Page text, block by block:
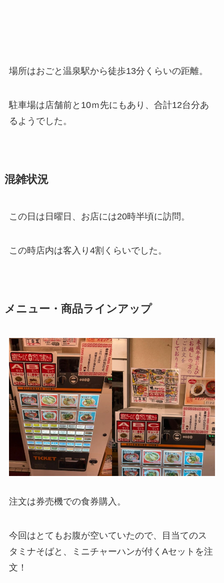
場所はおごと温泉駅から徒歩13分くらいの距離。
駐車場は店舗前と10ｍ先にもあり、合計12台分あ
るようでした。
混雑状況
この日は日曜日、お店には20時半頃に訪問。
この時店内は客入り4割くらいでした。
メニュー・商品ラインアップ
注文は券売機での食券購入。
今回はとてもお腹が空いていたので、目当てのス
タミナそばと、ミニチャーハンが付くAセットを注
文！